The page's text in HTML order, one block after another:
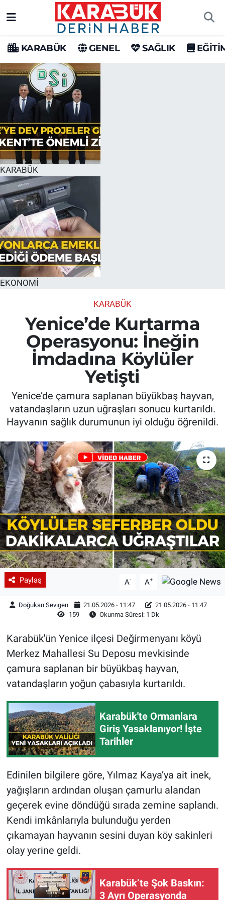
KARABÜK GENEL SAĞLIK
KARABÜK
EKONOMİ
KARABÜK
Yenice’de Kurtarma
Operasyonu: İneğin
İmdadına Köylüler
Yetişti
Yenice’de çamura saplanan büyükbaş hayvan,
vatandaşların uzun uğraşları sonucu kurtarıldı.
Hayvanın sağlık durumunun iyi olduğu öğrenildi.
Paylaş A- A+
Doğukan Sevigen 21.05.2026 - 11:47
21.05.2026 - 11:47
159
Okunma Süresi: 1 Dk
Karabük'ün Yenice ilçesi Değirmenyanı köyü
Merkez Mahallesi Su Deposu mevkisinde
çamura saplanan bir büyükbaş hayvan,
vatandaşların yoğun çabasıyla kurtarıldı.
Karabük'te Ormanlara
Giriş Yasaklanıyor! İşte
Tarihler
Edinilen bilgilere göre, Yılmaz Kaya’ya ait inek,
yağışların ardından oluşan çamurlu alandan
geçerek evine döndüğü sırada zemine saplandı.
Kendi imkânlarıyla bulunduğu yerden
çıkamayan hayvanın sesini duyan köy sakinleri
olay yerine geldi.
Karabük’te Şok Baskın:
3 Ayrı Operasyonda
Karabük Hava Durumu
Karabük Trafik Yoğunluk Haritası
Süper Lig Puan Durumu ve Fikstür
Tüm Manşetler
Son Dakika Haberleri
Haber Arşivi